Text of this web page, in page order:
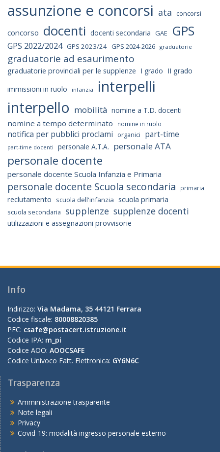
assunzione e concorsi ata concorsi
concorso docenti docenti secondaria GAE GPS
GPS 2022/2024 GPS 2023/24 GPS 2024-2026 graduatorie
graduatorie ad esaurimento
graduatorie provinciali per le supplenze I grado II grado
immissioni in ruolo
infanzia interpelli
interpello mobilità nomine a T.D. docenti
nomine a tempo determinato nomine in ruolo
notifica per pubblici proclami organici part-time
part-time docenti personale A.T.A. personale ATA
personale docente
personale docente Scuola Infanzia e Primaria
personale docente Scuola secondaria primaria
reclutamento scuola dell'infanzia scuola primaria
scuola secondaria supplenze supplenze docenti
utilizzazioni e assegnazioni provvisorie
Info
Indirizzo: Via Madama, 35 44121 Ferrara
Codice fiscale: 80008820385
PEC: csafe@postacert.istruzione.it
Codice IPA: m_pi
Codice AOO: AOOCSAFE
Codice Univoco Fatt. Elettronica: GY6N6C
Trasparenza
Amministrazione trasparente
Note legali
Privacy
Covid-19: modalità ingresso personale esterno